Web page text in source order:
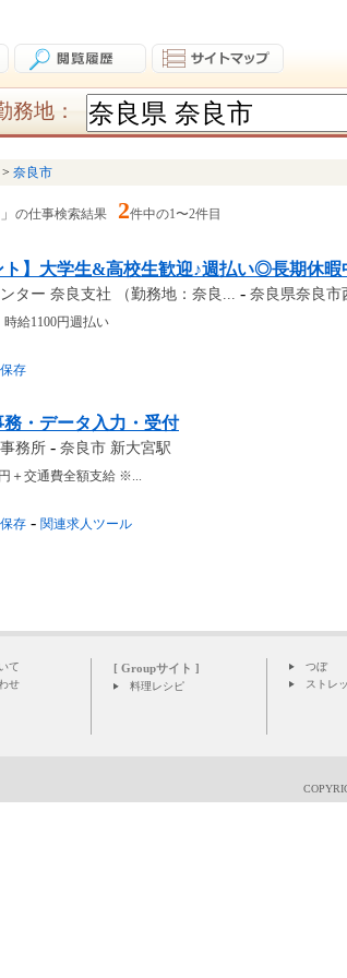
務地：
奈良市
の仕事検索結果 2件中の1〜2件目
ト】大学生&高校生歓迎♪週払い◎長期休暇
ター 奈良支社 （勤務地：奈良... - 奈良県奈良市
給1100円週払い
保存
・データ入力・受付
務所 - 奈良市 新大宮駅
＋交通費全額支給 ※...
保存 - 関連求人ツール
て
せ
[ Groupサイト ]
料理レシピ
つぼ
ストレ